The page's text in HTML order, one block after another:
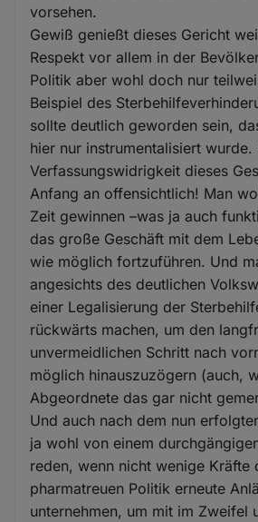
vorsehen.
Gewiß genießt dieses Gericht
Respekt vor allem in der
Politik aber wohl doch nur
Beispiel des
sollte deutlich geworden sein,
hier nur instrumentalisiert wurde.
Verfassungswidrigkeit dieses
Anfang an offensichtlich! Man
Zeit gewinnen –was ja auch
das große Geschäft mit dem
wie möglich fortzuführen. Und
angesichts des deutlichen
einer Legalisierung der
rückwärts machen, um den
unvermeidlichen Schritt nach
möglich hinauszuzögern (auch,
Abgeordnete das gar nicht
Und auch nach dem nun
ja wohl von einem
reden, wenn nicht wenige Kräfte
pharmatreuen Politik erneute
unternehmen, um mit im Zweifel